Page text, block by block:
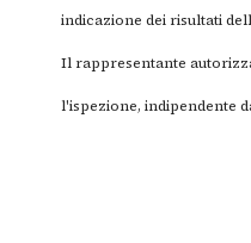
indicazione dei risultati
Il rappresentante
l'ispezione, indipendente